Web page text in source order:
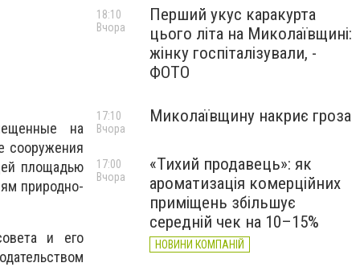
на
сооружения
площадью
природно-
и его
Перший укус каракурта
цього літа на Миколаївщині:
жінку госпіталізували, -
ФОТО
18:10
Вчора
Миколаївщину накриє гроза
17:10
Вчора
«Тихий продавець»: як
ароматизація комерційних
приміщень збільшує
середній чек на 10–15%
НОВИНИ КОМПАНІЙ
17:00
Вчора